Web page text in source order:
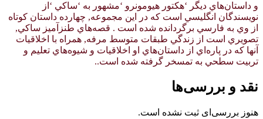
و داستان‌هاي ديگر ‘هكتور هيومونرو ‘مشهور به ‘ساكي ‘از
نويسندگان انگليسي است كه در اين مجموعه, چهارده داستان كوتاه
از وي به فارسي برگردانده شده است . قصه‌هاي طنزآميز ساكي,
تصويري است از زندگي طبقات متوسط مرفه, همراه با اخلاقيات
آنها كه در پاره‌اي از داستان‌هاي او اخلاقيات و شيوه‌هاي تعليم و
تربيت سطحي به تمسخر گرفته شده است..
نقد و بررسی‌ها
هنوز بررسی‌ای ثبت نشده است.